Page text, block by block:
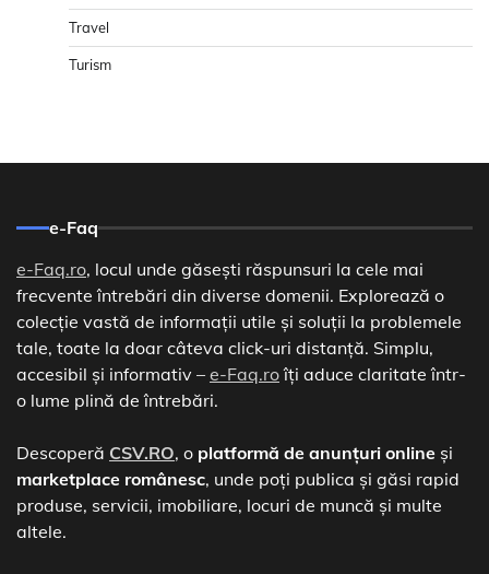
Travel
Turism
e-Faq
e-Faq.ro, locul unde găsești răspunsuri la cele mai
frecvente întrebări din diverse domenii. Explorează o
colecție vastă de informații utile și soluții la problemele
tale, toate la doar câteva click-uri distanță. Simplu,
accesibil și informativ – e-Faq.roîți aduce claritate într-
o lume plină de întrebări.
Descoperă CSV.RO, o platformă de anunțuri online și
marketplace românesc, unde poți publica și găsi rapid
produse, servicii, imobiliare, locuri de muncă și multe
altele.